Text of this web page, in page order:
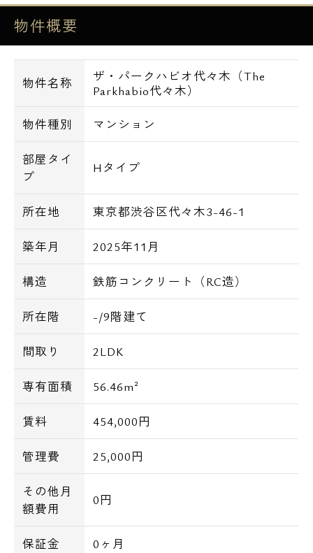
物件概要
物件名称
ザ・パークハビオ代々木（The
Parkhabio代々木）
物件種別 マンション
部屋タイ
プ
Hタイプ
所在地 東京都渋谷区代々木3-46-1
築年月 2025年11月
構造 鉄筋コンクリート（RC造）
所在階 -/9階建て
間取り 2LDK
専有面積 56.46m²
賃料 454,000円
管理費 25,000円
その他月
額費用
0円
保証金 0ヶ月